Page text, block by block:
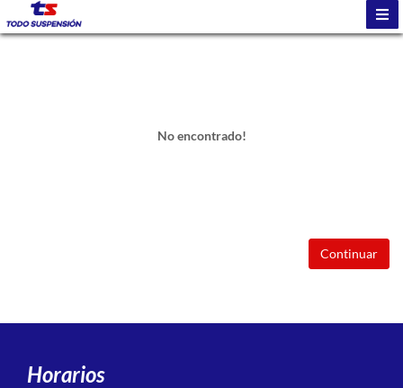
No encontrado!
Continuar
Horarios